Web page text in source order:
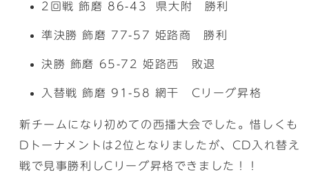
2回戦 飾磨 86-43 県大附 勝利
準決勝 飾磨 77-57 姫路商 勝利
決勝 飾磨 65-72 姫路西 敗退
入替戦 飾磨 91-58 網干 Cリーグ昇格
新チームになり初めての西播大会でした。惜しくも
Dトーナメントは2位となりましたが、CD入れ替え
戦で見事勝利しCリーグ昇格できました！！